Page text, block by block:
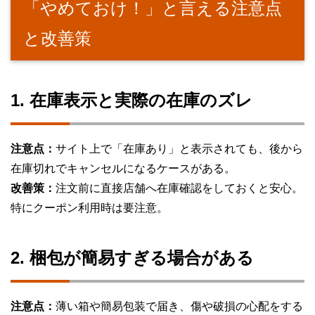
「やめておけ！」と言える注意点
と改善策
1. 在庫表示と実際の在庫のズレ
注意点： サイト上で「在庫あり」と表示されても、後から
在庫切れでキャンセルになるケースがある。
改善策： 注文前に直接店舗へ在庫確認をしておくと安心。
特にクーポン利用時は要注意。
2. 梱包が簡易すぎる場合がある
注意点： 薄い箱や簡易包装で届き、傷や破損の心配をする